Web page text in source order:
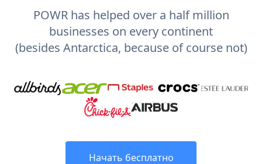
POWR has helped over a half million
businesses on every continent
(besides Antarctica, because of course not)
Начать бесплатно